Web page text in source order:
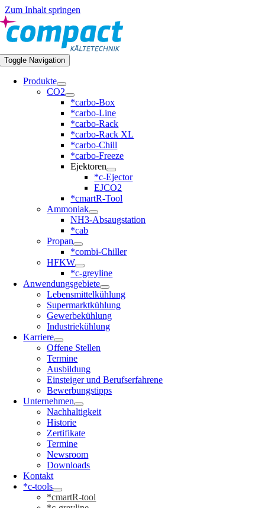
Zum Inhalt springen
Toggle Navigation
Produkte
CO2
*carbo-Box
*carbo-Line
*carbo-Rack
*carbo-Rack XL
*carbo-Chill
*carbo-Freeze
Ejektoren
*c-Ejector
EJCO2
*cmartR-Tool
Ammoniak
NH3-Absaugstation
*cab
Propan
*combi-Chiller
HFKW
*c-greyline
Anwendungsgebiete
Lebensmittelkühlung
Supermarktkühlung
Gewerbekühlung
Industriekühlung
Karriere
Offene Stellen
Termine
Ausbildung
Einsteiger und Berufserfahrene
Bewerbungstipps
Unternehmen
Nachhaltigkeit
Historie
Zertifikate
Termine
Newsroom
Downloads
Kontakt
*c-tools
*cmartR-tool